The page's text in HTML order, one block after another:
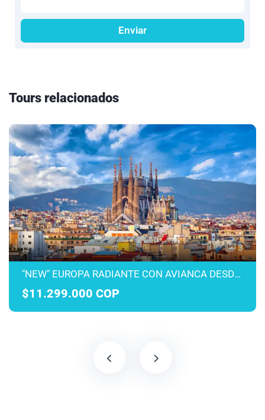
Enviar
Tours relacionados
3
"NEW" EUROPA RADIANTE CON AVIANCA DESDE MEDELLÍN MARZO A JULIO 2027
$11.299.000 COP